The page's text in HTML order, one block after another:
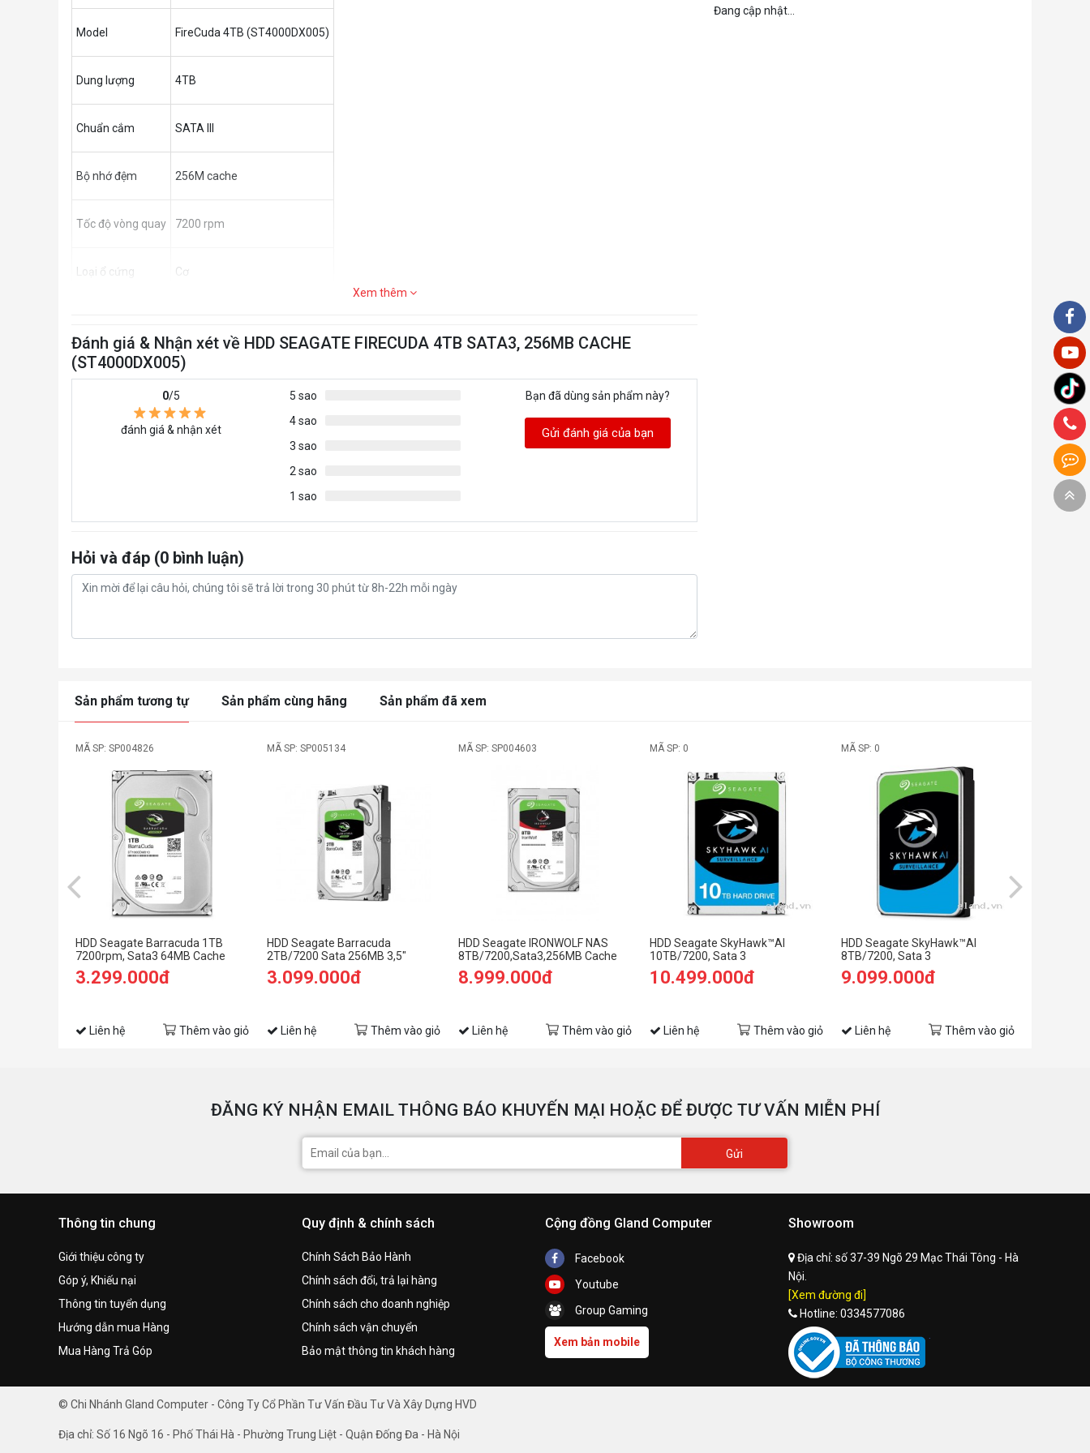
Model FireCuda 4TB (ST4000DX005)
Dung lượng 4TB
Chuẩn cắm SATA III
Bộ nhớ đệm 256M cache
Tốc độ vòng quay 7200 rpm
Loại ổ cứng Cơ
Xem thêm
Đánh giá & Nhận xét về HDD SEAGATE FIRECUDA 4TB SATA3, 256MB CACHE
(ST4000DX005)
0/5
đánh giá & nhận xét
5 sao
4 sao
3 sao
2 sao
1 sao
Bạn đã dùng sản phẩm này?
Gửi đánh giá của bạn
Hỏi và đáp (0 bình luận)
Đang cập nhật...
Sản phẩm tương tự Sản phẩm cùng hãng Sản phẩm đã xem
MÃ SP: SP004826
HDD Seagate Barracuda 1TB
7200rpm, Sata3 64MB Cache
3.299.000đ
Liên hệ Thêm vào giỏ
MÃ SP: SP005134
HDD Seagate Barracuda
2TB/7200 Sata 256MB 3,5"
3.099.000đ
Liên hệ Thêm vào giỏ
MÃ SP: SP004603
HDD Seagate IRONWOLF NAS
8TB/7200,Sata3,256MB Cache
8.999.000đ
Liên hệ Thêm vào giỏ
MÃ SP: 0
HDD Seagate SkyHawk™AI
10TB/7200, Sata 3
10.499.000đ
Liên hệ Thêm vào giỏ
MÃ SP: 0
HDD Seagate SkyHawk™AI
8TB/7200, Sata 3
9.099.000đ
Liên hệ Thêm vào giỏ
ĐĂNG KÝ NHẬN EMAIL THÔNG BÁO KHUYẾN MẠI HOẶC ĐỂ ĐƯỢC TƯ VẤN MIỄN PHÍ
Gửi
Thông tin chung
Giới thiệu công ty
Góp ý, Khiếu nại
Thông tin tuyển dụng
Hướng dẫn mua Hàng
Mua Hàng Trả Góp
Quy định & chính sách
Chính Sách Bảo Hành
Chính sách đổi, trả lại hàng
Chính sách cho doanh nghiệp
Chính sách vận chuyển
Bảo mật thông tin khách hàng
Cộng đồng Gland Computer
Facebook
Youtube
Group Gaming
Xem bản mobile
Showroom
Địa chỉ: số 37-39 Ngõ 29 Mạc Thái Tông - Hà
Nội.
[Xem đường đi]
Hotline: 0334577086
© Chi Nhánh Gland Computer - Công Ty Cổ Phần Tư Vấn Đầu Tư Và Xây Dựng HVD
Địa chỉ: Số 16 Ngõ 16 - Phố Thái Hà - Phường Trung Liệt - Quận Đống Đa - Hà Nội